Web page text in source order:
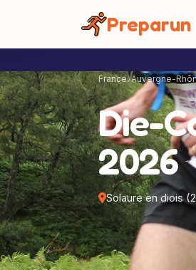
Preparun
France Auvergne-
Die-
2026
Solaure en diois